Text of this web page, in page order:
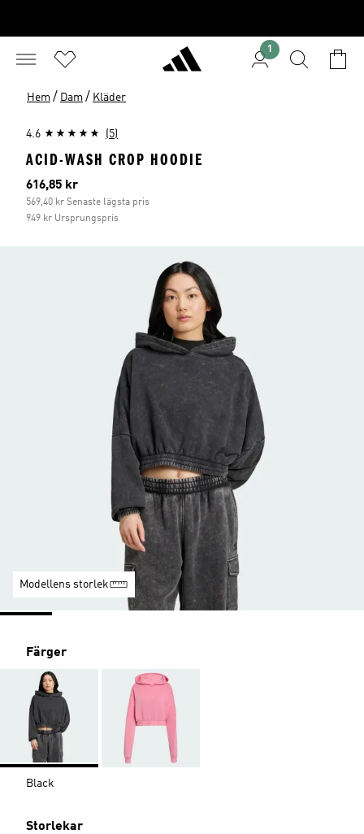
1
Hem / Dam / Kläder
4.6 (5)
ACID-WASH CROP HOODIE
Aktuellt pris
616,85 kr
569,40 kr Senaste lägsta pris
949 kr Ursprungspris
Modellens storlek
Färger
Black
Storlekar